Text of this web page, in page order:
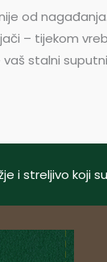
od
– tijekom
stalni
i streljivo koji